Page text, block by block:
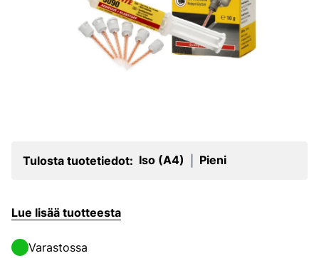
Tulosta tuotetiedot: Iso (A4) Pieni
Lue lisää tuotteesta
Varastossa